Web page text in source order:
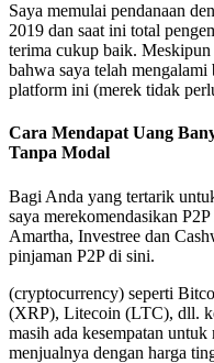
Saya memulai pendanaan
2019 dan saat ini total
terima cukup baik.
bahwa saya telah mengalami
platform ini (merek tidak
Cara Mendapat Uang
Tanpa Modal
Bagi Anda yang tertarik
saya merekomendasikan
Amartha, Investree dan
pinjaman P2P di sini.
(cryptocurrency) seperti
(XRP), Litecoin (LTC), dll.
masih ada kesempatan
menjualnya dengan harga